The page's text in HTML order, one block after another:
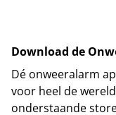
Download de
Dé onweeralarm
voor heel de
onderstaande